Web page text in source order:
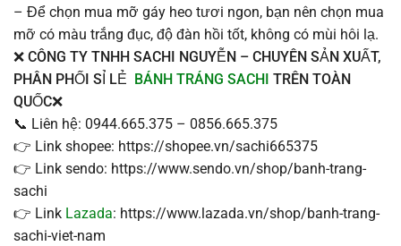
– Để chọn mua mỡ gáy heo tươi ngon, bạn nên chọn mua
mỡ có màu trắng đục, độ đàn hồi tốt, không có mùi hôi lạ.
❌ CÔNG TY TNHH SACHI NGUYỄN – CHUYÊN SẢN XUẤT,
PHÂN PHỐI SỈ LẺ BÁNH TRÁNG SACHI TRÊN TOÀN
QUỐC❌
📞 Liên hệ: 0944.665.375 – 0856.665.375
👉 Link shopee: https://shopee.vn/sachi665375
👉 Link sendo: https://www.sendo.vn/shop/banh-trang-
sachi
👉 Link Lazada: https://www.lazada.vn/shop/banh-trang-
sachi-viet-nam